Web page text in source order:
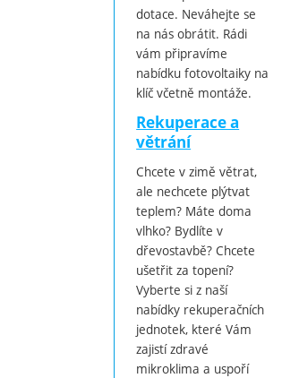
dotace. Neváhejte se
na nás obrátit. Rádi
vám připravíme
nabídku fotovoltaiky na
klíč včetně montáže.
Rekuperace a
větrání
Chcete v zimě větrat,
ale nechcete plýtvat
teplem? Máte doma
vlhko? Bydlíte v
dřevostavbě? Chcete
ušetřit za topení?
Vyberte si z naší
nabídky rekuperačních
jednotek, které Vám
zajistí zdravé
mikroklima a uspoří